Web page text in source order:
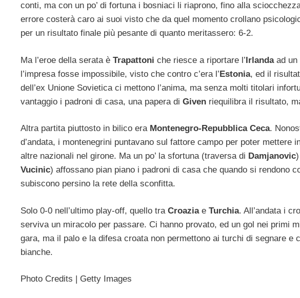
conti, ma con un po’ di fortuna i bosniaci li riaprono, fino alla
errore costerà caro ai suoi visto che da quel momento crollano
per un risultato finale più pesante di quanto meritassero: 6-2.
Ma l’eroe della serata è Trapattoni che riesce a riportare l’Irlandaad un
l’impresa fosse impossibile, visto che contro c’era l’Estonia, ed il
dell’ex Unione Sovietica ci mettono l’anima, ma senza molti titolari
vantaggio i padroni di casa, una papera di Given riequilibra il risultato,
Altra partita piuttosto in bilico era Montenegro-Repubblica Ceca.
d’andata, i montenegrini puntavano sul fattore campo per poter
altre nazionali nel girone. Ma un po’ la sfortuna (traversa di Damjanovic
Vucinic) affossano pian piano i padroni di casa che quando si rendono
subiscono persino la rete della sconfitta.
Solo 0-0 nell’ultimo play-off, quello tra Croaziae Turchia. All’andata i
serviva un miracolo per passare. Ci hanno provato, ed un gol nei primi
gara, ma il palo e la difesa croata non permettono ai turchi di segnare
bianche.
Photo Credits | Getty Images